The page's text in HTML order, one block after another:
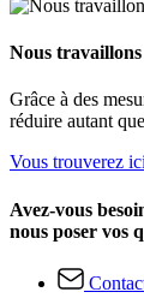
Nous
Grâce à des
réduire autant
Vous trouverez
Avez-vous
nous poser vos